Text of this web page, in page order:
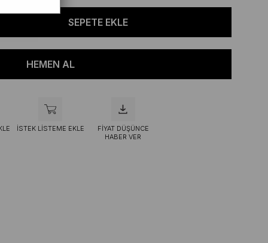
İSTEK LISTEME EKLE
FIYAT DÜŞÜNCE
HABER VER